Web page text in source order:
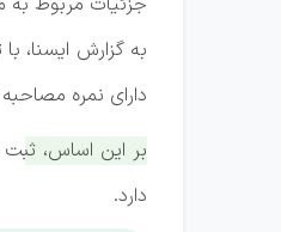
دارای نمره
دارد.